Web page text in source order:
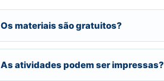
Os materiais são gratuitos?
As atividades podem ser impressas?